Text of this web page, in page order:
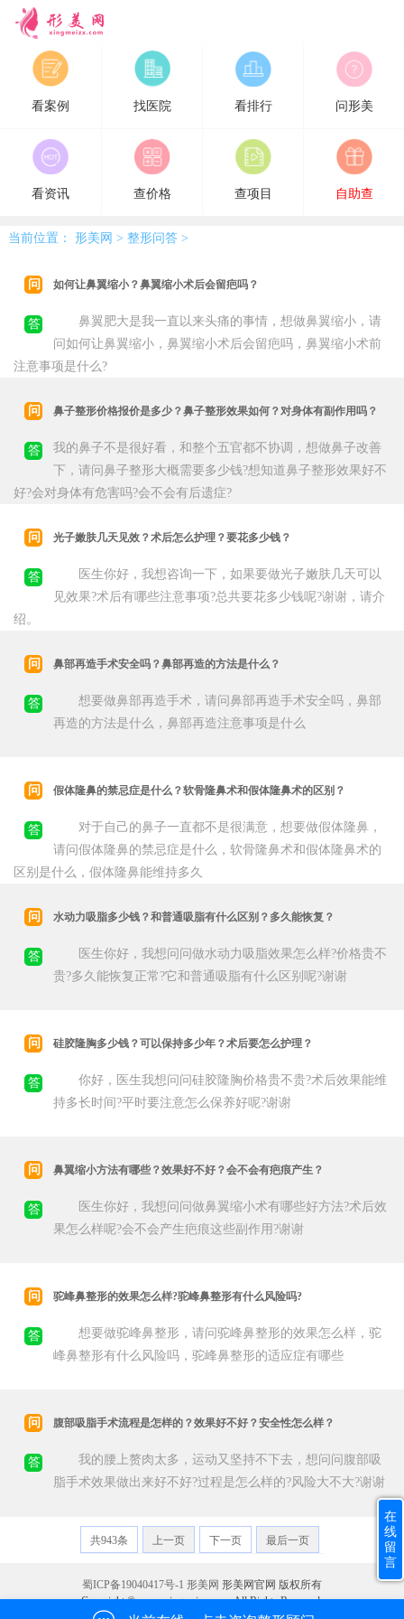
形美网
看案例 找医院 看排行 问形美
看资讯 查价格 查项目 自助查
当前位置： 形美网 > 整形问答>
问 如何让鼻翼缩小？鼻翼缩小术后会留疤吗？
答
鼻翼肥大是我一直以来头痛的事情，想做鼻翼缩小，请
问如何让鼻翼缩小，鼻翼缩小术后会留疤吗，鼻翼缩小术前
注意事项是什么?
问 鼻子整形价格报价是多少？鼻子整形效果如何？对身体有副作用吗？
答
我的鼻子不是很好看，和整个五官都不协调，想做鼻子改善
下，请问鼻子整形大概需要多少钱?想知道鼻子整形效果好不
好?会对身体有危害吗?会不会有后遗症?
问 光子嫩肤几天见效？术后怎么护理？要花多少钱？
答
医生你好，我想咨询一下，如果要做光子嫩肤几天可以
见效果?术后有哪些注意事项?总共要花多少钱呢?谢谢，请介
绍。
问 鼻部再造手术安全吗？鼻部再造的方法是什么？
答
想要做鼻部再造手术，请问鼻部再造手术安全吗，鼻部
再造的方法是什么，鼻部再造注意事项是什么
问 假体隆鼻的禁忌症是什么？软骨隆鼻术和假体隆鼻术的区别？
答
对于自己的鼻子一直都不是很满意，想要做假体隆鼻，
请问假体隆鼻的禁忌症是什么，软骨隆鼻术和假体隆鼻术的
区别是什么，假体隆鼻能维持多久
问 水动力吸脂多少钱？和普通吸脂有什么区别？多久能恢复？
答
医生你好，我想问问做水动力吸脂效果怎么样?价格贵不
贵?多久能恢复正常?它和普通吸脂有什么区别呢?谢谢
问 硅胶隆胸多少钱？可以保持多少年？术后要怎么护理？
答
你好，医生我想问问硅胶隆胸价格贵不贵?术后效果能维
持多长时间?平时要注意怎么保养好呢?谢谢
问 鼻翼缩小方法有哪些？效果好不好？会不会有疤痕产生？
答
医生你好，我想问问做鼻翼缩小术有哪些好方法?术后效
果怎么样呢?会不会产生疤痕这些副作用?谢谢
问 驼峰鼻整形的效果怎么样?驼峰鼻整形有什么风险吗?
答
想要做驼峰鼻整形，请问驼峰鼻整形的效果怎么样，驼
峰鼻整形有什么风险吗，驼峰鼻整形的适应症有哪些
问 腹部吸脂手术流程是怎样的？效果好不好？安全性怎么样？
答
我的腰上赘肉太多，运动又坚持不下去，想问问腹部吸
脂手术效果做出来好不好?过程是怎么样的?风险大不大?谢谢
共943条 上一页 下一页 最后一页
在
线
留
言
蜀ICP备19040417号-1 形美网 形美网官网 版权所有
Copyright © www.xingmeizx.com. All Rights Reserved.